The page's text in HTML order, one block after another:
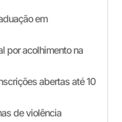
em
por acolhimento na
abertas até 10
de violência